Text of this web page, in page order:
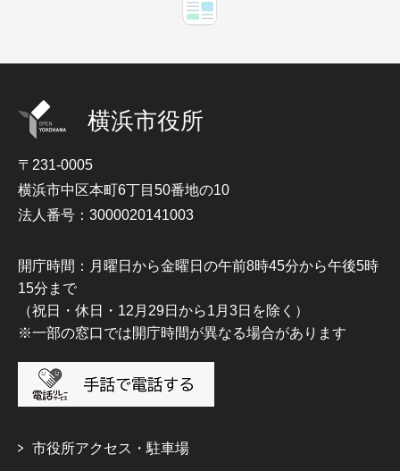
横浜市役所
〒231-0005
横浜市中区本町6丁目50番地の10
法人番号：3000020141003
開庁時間：月曜日から金曜日の午前8時45分から午後5時
15分まで
（祝日・休日・12月29日から1月3日を除く）
※一部の窓口では開庁時間が異なる場合があります
市役所アクセス・駐車場